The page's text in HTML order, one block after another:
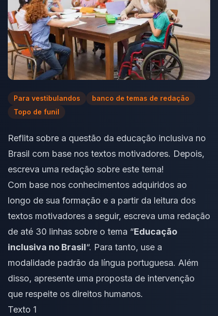
Para vestibulandos
banco de temas de redação
Topo de funil
Reflita sobre a questão da educação inclusiva no
Brasil com base nos textos motivadores. Depois,
escreva uma redação sobre este tema!
Com base nos conhecimentos adquiridos ao
longo de sua formação e a partir da leitura dos
textos motivadores a seguir, escreva uma redação
de até 30 linhas sobre o tema “Educação
inclusiva no Brasil“. Para tanto, use a
modalidade padrão da língua portuguesa. Além
disso, apresente uma proposta de intervenção
que respeite os direitos humanos.
Texto 1